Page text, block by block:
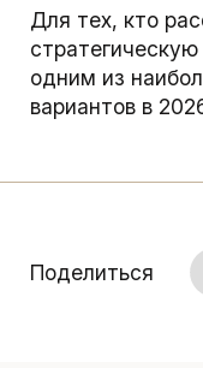
Для тех, кто
одним из
вариантов в
Поделиться